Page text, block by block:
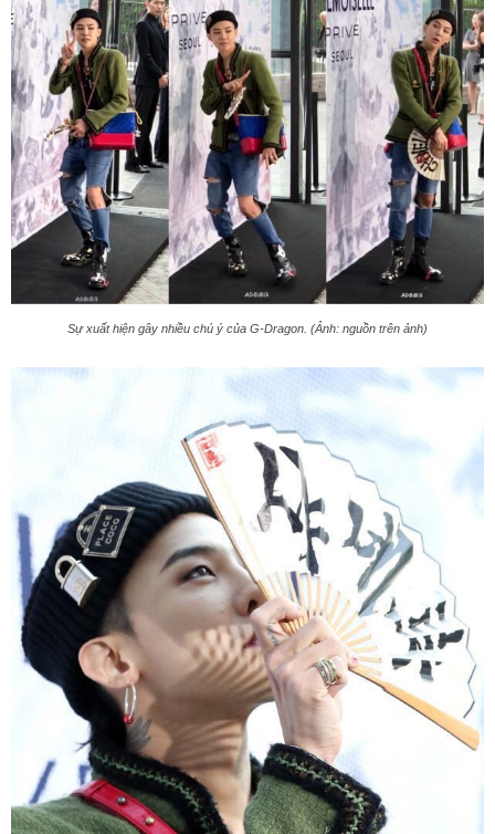
Sự xuất hiện gây nhiều chú ý của G-Dragon. (Ảnh: nguồn trên ảnh)